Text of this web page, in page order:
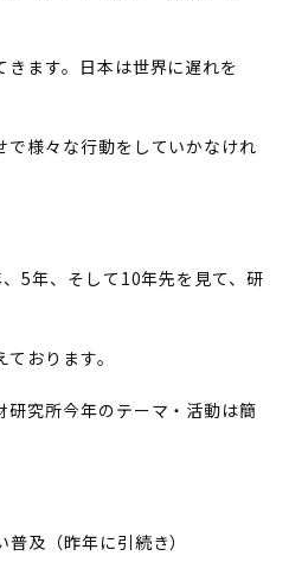
ます。日本は世界に遅れを
で様々な行動をしていかなけれ
5年、そして10年先を見て、研
おります。
研究所今年のテーマ・活動は簡
及（昨年に引続き）